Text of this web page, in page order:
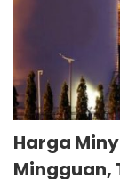
Harga
Mingguan,